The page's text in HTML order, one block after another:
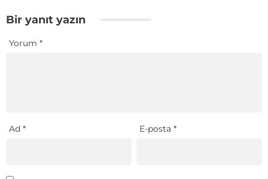
Bir yanıt yazın
Yorum *
Ad * E-posta*